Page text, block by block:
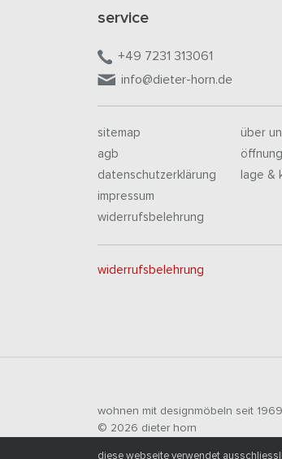
service
+49 7231 313061
info@dieter-horn.de
sitemap
agb
datenschutzerklärung
impressum
widerrufsbelehrung
über
lage &
widerrufsbelehrung
wohnen mit designmöbeln seit 1969
© 2026 dieter horn
diese webseite verwendet